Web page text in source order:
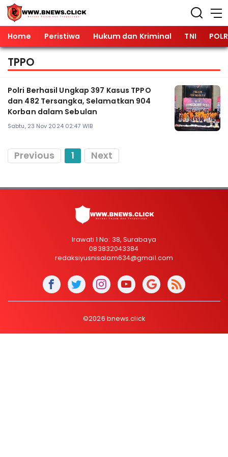
Home Peristiwa Hukum dan Kriminal TNI
TPPO
Polri Berhasil Ungkap 397 Kasus TPPO
dan 482 Tersangka, Selamatkan 904
Korban dalam Sebulan
Sabtu, 23 Nov 2024 02:47 WIB
Previous 1 Next
Irawati 1 No: 38, Surabaya
083832043384
redaksiyusnisalam634@gmail.com
©2026 bnews.click